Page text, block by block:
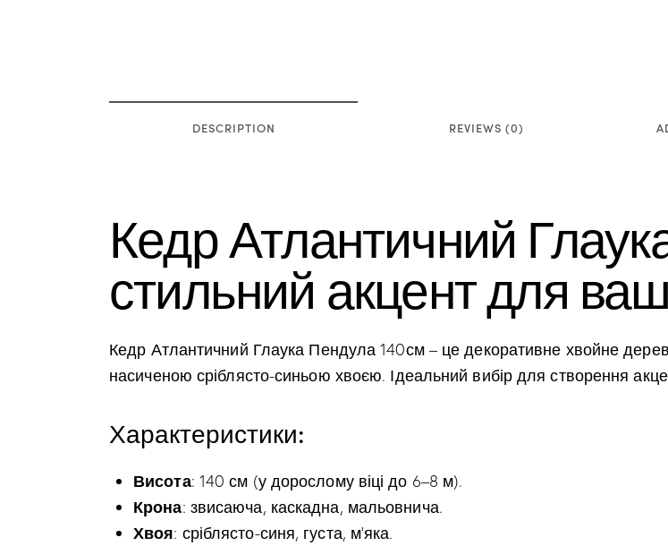
DESCRIPTION REVIEWS (0)
Кедр Атлантичний
стильний акцент для
Кедр Атлантичний Глаука Пендула 140см – це декоративне хвойне
насиченою сріблясто-синьою хвоєю. Ідеальний вибір для створення
Характеристики:
Висота: 140 см (у дорослому віці до 6–8 м).
Крона: звисаюча, каскадна, мальовнича.
Хвоя: сріблясто-синя, густа, м’яка.